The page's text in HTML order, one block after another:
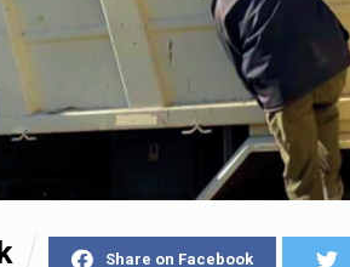
Share on Facebook